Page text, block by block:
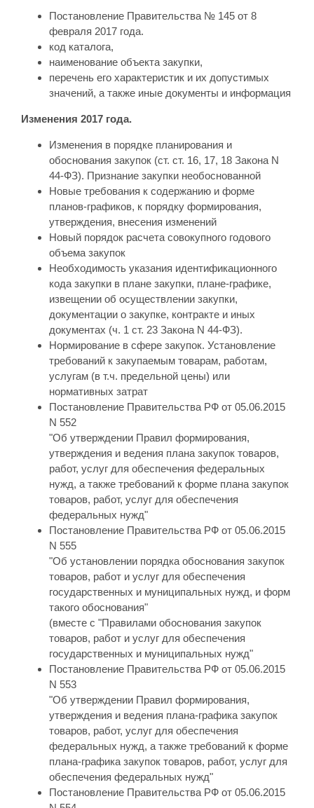
Постановление Правительства № 145 от 8
февраля 2017 года.
код каталога,
наименование объекта закупки,
перечень его характеристик и их допустимых
значений, а также иные документы и информация
Изменения 2017 года.
Изменения в порядке планирования и
обоснования закупок (ст. ст. 16, 17, 18 Закона N
44-ФЗ). Признание закупки необоснованной
Новые требования к содержанию и форме
планов-графиков, к порядку формирования,
утверждения, внесения изменений
Новый порядок расчета совокупного годового
объема закупок
Необходимость указания идентификационного
кода закупки в плане закупки, плане-графике,
извещении об осуществлении закупки,
документации о закупке, контракте и иных
документах (ч. 1 ст. 23 Закона N 44-ФЗ).
Нормирование в сфере закупок. Установление
требований к закупаемым товарам, работам,
услугам (в т.ч. предельной цены) или
нормативных затрат
Постановление Правительства РФ от 05.06.2015
N 552
"Об утверждении Правил формирования,
утверждения и ведения плана закупок товаров,
работ, услуг для обеспечения федеральных
нужд, а также требований к форме плана закупок
товаров, работ, услуг для обеспечения
федеральных нужд"
Постановление Правительства РФ от 05.06.2015
N 555
"Об установлении порядка обоснования закупок
товаров, работ и услуг для обеспечения
государственных и муниципальных нужд, и форм
такого обоснования"
(вместе с "Правилами обоснования закупок
товаров, работ и услуг для обеспечения
государственных и муниципальных нужд"
Постановление Правительства РФ от 05.06.2015
N 553
"Об утверждении Правил формирования,
утверждения и ведения плана-графика закупок
товаров, работ, услуг для обеспечения
федеральных нужд, а также требований к форме
плана-графика закупок товаров, работ, услуг для
обеспечения федеральных нужд"
Постановление Правительства РФ от 05.06.2015